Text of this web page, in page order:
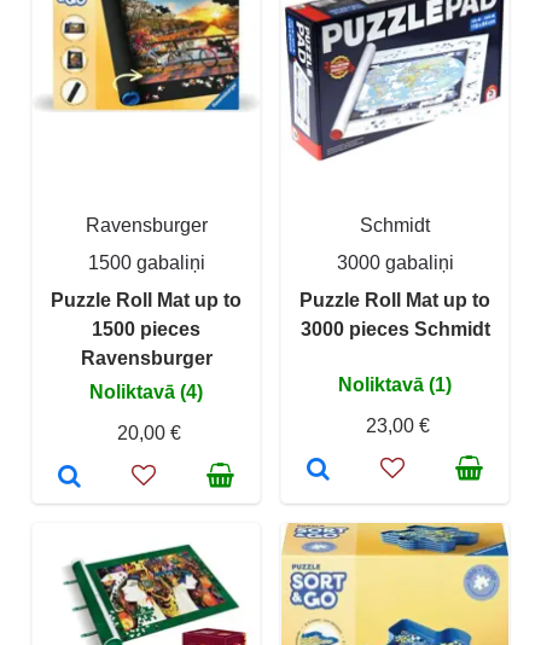
Ravensburger
1500 gabaliņi
Puzzle Roll Mat up to
1500 pieces
Ravensburger
Noliktavā (4)
20,00 €
Schmidt
3000 gabaliņi
Puzzle Roll Mat up to
3000 pieces Schmidt
Noliktavā (1)
23,00 €